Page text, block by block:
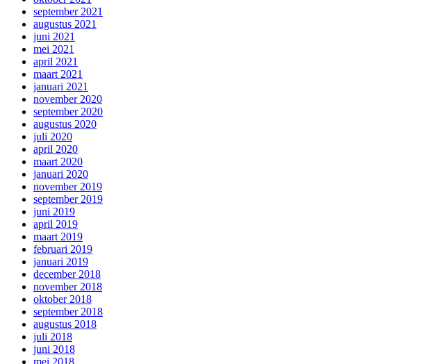
september 2021
augustus 2021
juni 2021
mei 2021
april 2021
maart 2021
januari 2021
november 2020
september 2020
augustus 2020
juli 2020
april 2020
maart 2020
januari 2020
november 2019
september 2019
juni 2019
april 2019
maart 2019
februari 2019
januari 2019
december 2018
november 2018
oktober 2018
september 2018
augustus 2018
juli 2018
juni 2018
mei 2018